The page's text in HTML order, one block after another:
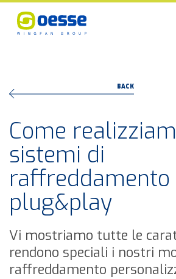
BACK
Come
sistemi di
raffreddamento
plug&play
Vi mostriamo tutte le
rendono speciali i nostri
raffreddamento